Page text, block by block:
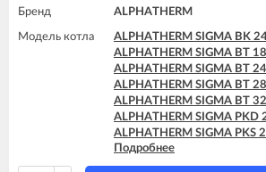
Бренд ALPHATHERM
Модель котла
ALPHATHERM SIGMA BK
ALPHATHERM SIGMA BT
ALPHATHERM SIGMA BT
ALPHATHERM SIGMA BT
ALPHATHERM SIGMA BT
ALPHATHERM SIGMA PKD
ALPHATHERM SIGMA PKS
ALPHATHERM SIGMA PTD
ALPHATHERM SIGMA PTD
Подробнее